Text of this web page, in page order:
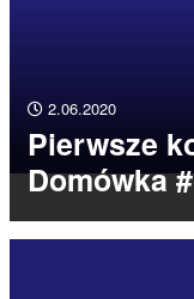
2.06.2020
Pierwsze
Domówka